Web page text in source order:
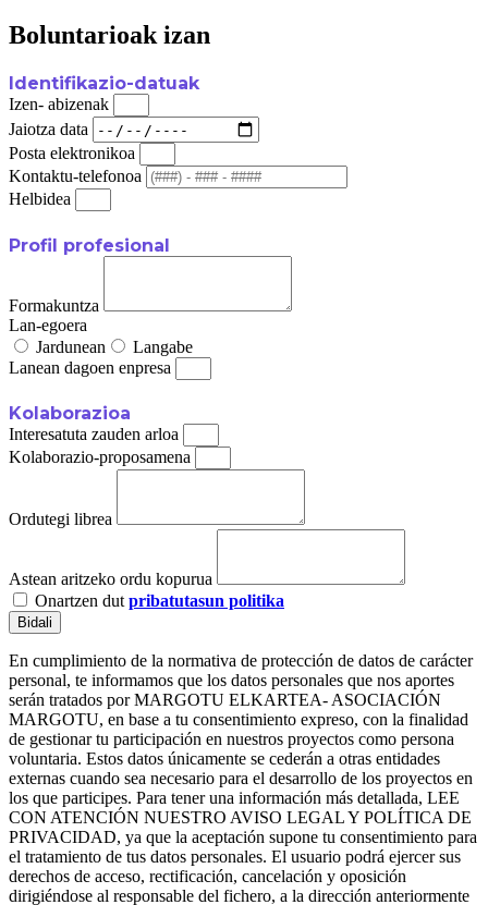
Boluntarioak izan
Identifikazio-datuak
Izen- abizenak
Jaiotza data
Posta elektronikoa
Kontaktu-telefonoa
Helbidea
Profil profesional
Formakuntza
Lan-egoera
Jardunean
Langabe
Lanean dagoen enpresa
Kolaborazioa
Interesatuta zauden arloa
Kolaborazio-proposamena
Ordutegi librea
Astean aritzeko ordu kopurua
Onartzen dut pribatutasun politika
Bidali
En cumplimiento de la normativa de protección de datos de carácter
personal, te informamos que los datos personales que nos aportes
serán tratados por MARGOTU ELKARTEA- ASOCIACIÓN
MARGOTU, en base a tu consentimiento expreso, con la finalidad
de gestionar tu participación en nuestros proyectos como persona
voluntaria. Estos datos únicamente se cederán a otras entidades
externas cuando sea necesario para el desarrollo de los proyectos en
los que participes. Para tener una información más detallada, LEE
CON ATENCIÓN NUESTRO AVISO LEGAL Y POLÍTICA DE
PRIVACIDAD, ya que la aceptación supone tu consentimiento para
el tratamiento de tus datos personales. El usuario podrá ejercer sus
derechos de acceso, rectificación, cancelación y oposición
dirigiéndose al responsable del fichero, a la dirección anteriormente